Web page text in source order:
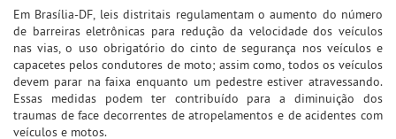
Em Brasília-DF, leis distritais regulamentam o aumento do número
de barreiras eletrônicas para redução da velocidade dos veículos
nas vias, o uso obrigatório do cinto de segurança nos veículos e
capacetes pelos condutores de moto; assim como, todos os veículos
devem parar na faixa enquanto um pedestre estiver atravessando.
Essas medidas podem ter contribuído para a diminuição dos
traumas de face decorrentes de atropelamentos e de acidentes com
veículos e motos.